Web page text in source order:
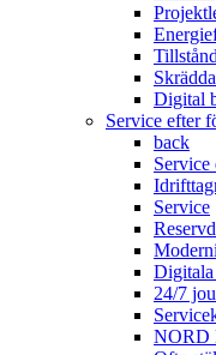
Digital
Service efter
back
Service
Digitala
24/7
NORD